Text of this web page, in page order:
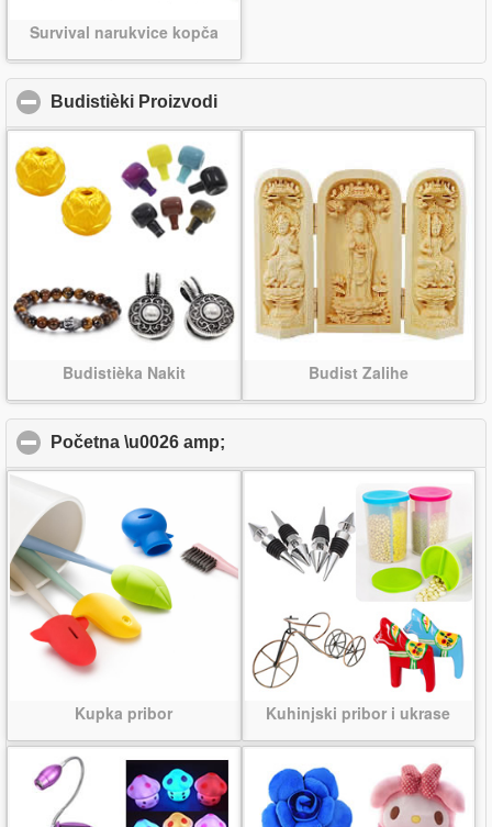
Survival narukvice kopča
Budistièki Proizvodi
Budistièka Nakit Budist Zalihe
Početna \u0026 amp;
Kupka pribor Kuhinjski pribor i ukrase